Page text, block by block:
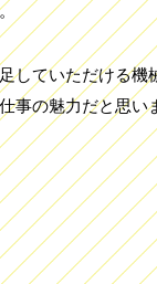
していただける機
事の魅力だと思い